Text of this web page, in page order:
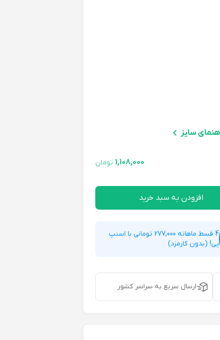
سایز
1,108,000 تومان
افزودن به سبد خرید
4 قسط ماهانه 277,000 تومانی با اسنپ
پی! (بدون کارمزد)
ارسال سریع به سراسر کشور